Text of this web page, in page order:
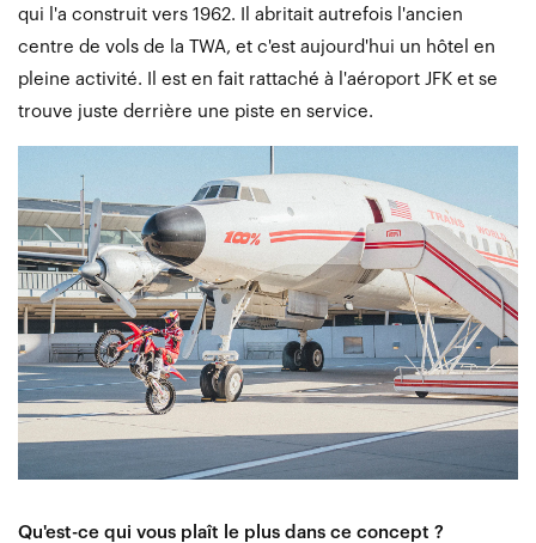
qui l'a construit vers 1962. Il abritait autrefois l'ancien
centre de vols de la TWA, et c'est aujourd'hui un hôtel en
pleine activité. Il est en fait rattaché à l'aéroport JFK et se
trouve juste derrière une piste en service.
Qu'est-ce qui vous plaît le plus dans ce concept ?